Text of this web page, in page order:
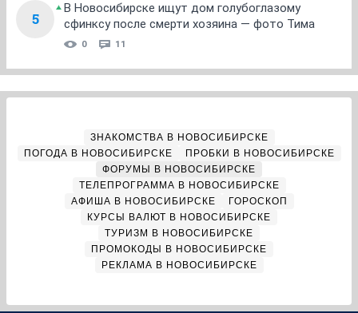
5
В Новосибирске ищут дом голубоглазому
сфинксу после смерти хозяина — фото Тима
0 11
ЗНАКОМСТВА В НОВОСИБИРСКЕ
ПОГОДА В НОВОСИБИРСКЕ
ПРОБКИ В НОВОСИБИРСКЕ
ФОРУМЫ В НОВОСИБИРСКЕ
ТЕЛЕПРОГРАММА В НОВОСИБИРСКЕ
АФИША В НОВОСИБИРСКЕ
ГОРОСКОП
КУРСЫ ВАЛЮТ В НОВОСИБИРСКЕ
ТУРИЗМ В НОВОСИБИРСКЕ
ПРОМОКОДЫ В НОВОСИБИРСКЕ
РЕКЛАМА В НОВОСИБИРСКЕ